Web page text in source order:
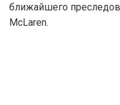
ближайшего
McLaren.